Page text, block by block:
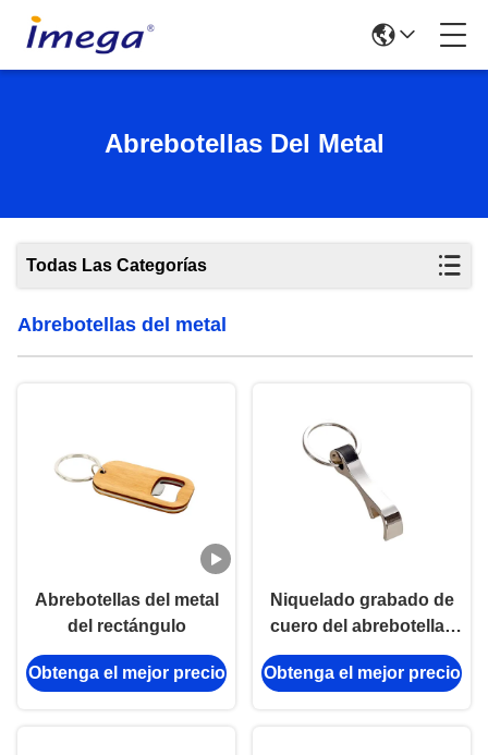
Abrebotellas Del Metal
Todas Las Categorías
Abrebotellas del metal
Abrebotellas del metal
del rectángulo
Obtenga el mejor precio
Niquelado grabado de
cuero del abrebotellas
del metal de la PU con
el llavero de la aleación
Obtenga el mejor precio